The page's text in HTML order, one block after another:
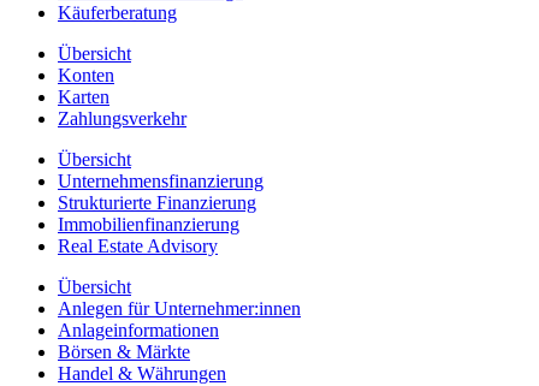
Käuferberatung
Übersicht
Konten
Karten
Zahlungsverkehr
Übersicht
Unternehmensfinanzierung
Strukturierte Finanzierung
Immobilienfinanzierung
Real Estate Advisory
Übersicht
Anlegen für Unternehmer:innen
Anlageinformationen
Börsen & Märkte
Handel & Währungen